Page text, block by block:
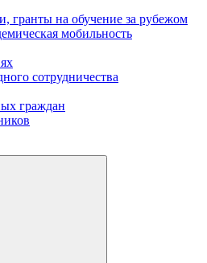
гранты на обучение за рубежом
мобильность
сотрудничества
граждан